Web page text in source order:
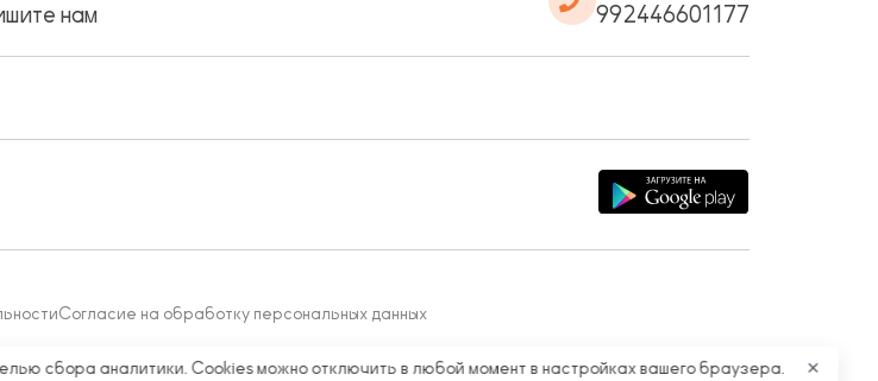
нам 992446601177
Согласие на обработку персональных данных
сбора аналитики. Cookies можно отключить в любой момент в настройках вашего браузера. ✕